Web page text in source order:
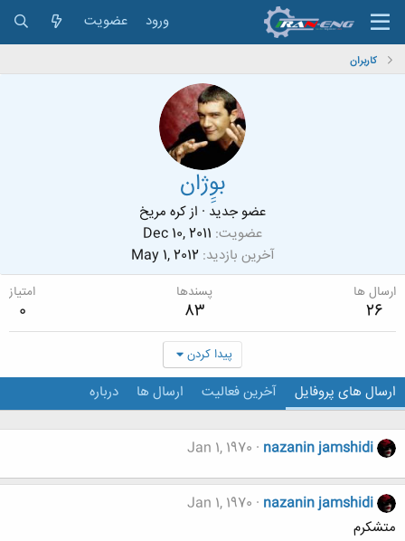
ورود عضویت
کاربران
بوِِژان
عضو جدید · ازکره مریخ
عضویت Dec 10, 2011
آخرین بازدید May 1, 2012
ارسال ها
26
پسندها
83
امتیاز
0
پیدا کردن
ارسال های پروفایل آخرین فعالیت ارسال ها درباره
nazanin jamshidi
Jan 1, 1970
nazanin jamshidi
Jan 1, 1970
متشکرم